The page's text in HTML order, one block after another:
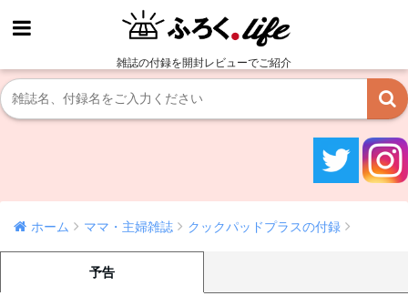
雑誌の付録を開封レビューでご紹介
ホーム ママ・主婦雑誌 クックパッドプラスの付録
予告